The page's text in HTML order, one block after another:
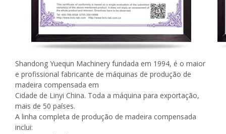
Shandong Yuequn Machinery fundada em 1994, é o maior
e profissional fabricante de máquinas de produção de
madeira compensada em
Cidade de Linyi China. Toda a máquina para exportação,
mais de 50 países.
A linha completa de produção de madeira compensada
inclui: